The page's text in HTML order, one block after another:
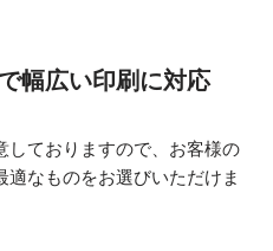
幅広い印刷に対応
しておりますので、お客様の
なものをお選びいただけま